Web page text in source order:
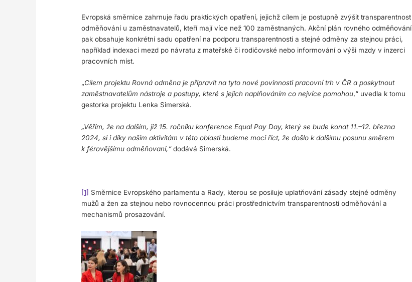
Evropská směrnice zahrnuje řadu praktických opatření, jejichž cílem je postupně zvýšit transparentnost
odměňování u zaměstnavatelů, kteří mají více než 100 zaměstnaných. Akční plán rovného odměňování
pak obsahuje konkrétní sadu opatření na podporu transparentnosti a stejné odměny za stejnou práci,
například indexaci mezd po návratu z mateřské či rodičovské nebo informování o výši mzdy v inzerci
pracovních míst.
„Cílem projektu Rovná odměna je připravit na tyto nové povinnosti pracovní trh v ČR a poskytnout
zaměstnavatelům nástroje a postupy, které s jejich naplňováním co nejvíce pomohou,“ uvedla k tomu
gestorka projektu Lenka Simerská.
„Věřím, že na dalším, již 15. ročníku konferenceEqual Pay Day, který se bude konat 11.–12. března
2024, si i díky našim aktivitám v této oblasti budeme moci říct, že došlo k dalšímu posunu směrem
k férovějšímu odměňovaní,“dodává Simerská.
[1] Směrnice Evropského parlamentu a Rady, kterou se posiluje uplatňování zásady stejné odměny
mužů a žen za stejnou nebo rovnocennou práci prostřednictvím transparentnosti odměňování a
mechanismů prosazování.